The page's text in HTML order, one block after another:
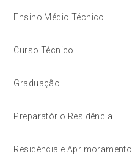
Ensino Médio Técnico
Curso Técnico
Graduação
Preparatório Residência
Residência e Aprimoramento